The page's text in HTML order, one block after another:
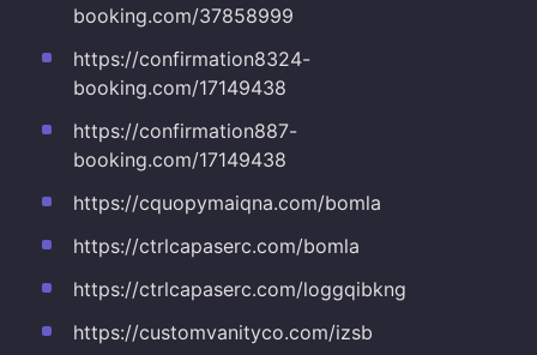
booking.com/37858999
https://confirmation8324-
booking.com/17149438
https://confirmation887-
booking.com/17149438
https://cquopymaiqna.com/bomla
https://ctrlcapaserc.com/bomla
https://ctrlcapaserc.com/loggqibkng
https://customvanityco.com/izsb